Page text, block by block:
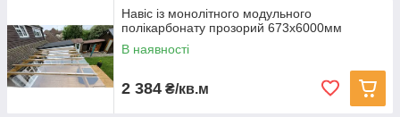
Навіс із монолітного модульного
полікарбонату прозорий 673х6000мм
В наявності
2 384 ₴/кв.м